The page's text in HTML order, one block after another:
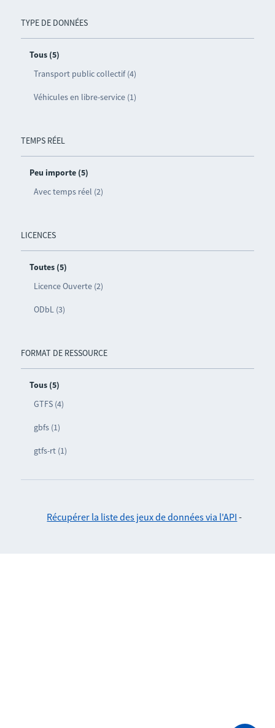
TYPE DE DONNÉES
Tous (5)
Transport public collectif (4)
Véhicules en libre-service (1)
TEMPS RÉEL
Peu importe (5)
Avec temps réel (2)
LICENCES
Toutes (5)
Licence Ouverte (2)
ODbL (3)
FORMAT DE RESSOURCE
Tous (5)
GTFS (4)
gbfs (1)
gtfs-rt (1)
Récupérer la liste des jeux de données via l'API -